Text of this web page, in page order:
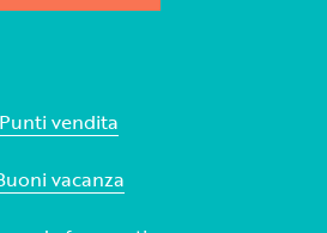
Punti vendita
vacanza